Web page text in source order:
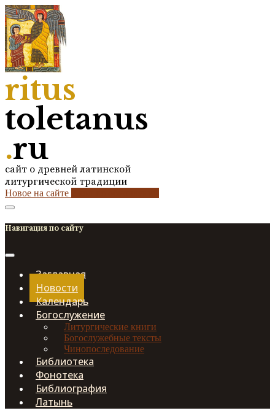
ritus
toletanus
.ru
сайт о древней латинской
литургической традиции
Новое на сайте
Навигация по сайту
Заглавная
Новости
Календарь
Богослужение
Литургические книги
Богослужебные тексты
Чинопоследование
Библиотека
Фонотека
Библиография
Латынь